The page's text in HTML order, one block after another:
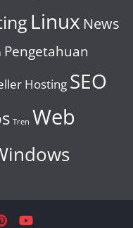
Linux News
Pengetahuan
Hosting SEO
Tren Web